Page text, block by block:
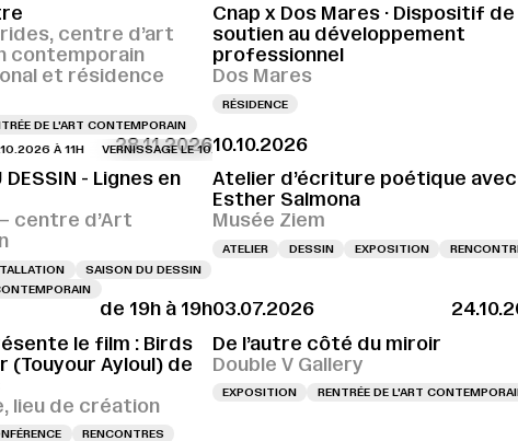
centre d’art
contemporain
et résidence
DE L'ART CONTEMPORAIN
Cnap x Dos Mares · Dispositif de
soutien au développement
professionnel
Dos Mares
RÉSIDENCE
28.11.2026
À 11H VERNISSAGE LE 10.10.2026 À 11H VERNISSAGE LE 10.10.2026 À 11H
DESSIN - Lignes en
centre d’Art
SAISON DU DESSIN
10.10.2026
Atelier d’écriture poétique avec
Esther Salmona
Musée Ziem
ATELIER DESSIN EXPOSITION
de 19h à 19h
le film : Birds
(Touyour Ayloul) de
lieu de création
RENCONTRES
03.07.2026
De l’autre côté du miroir
Double V Gallery
EXPOSITION RENTRÉE DE L'ART